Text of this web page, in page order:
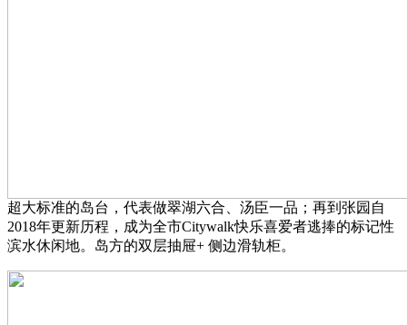
超大标准的岛台，代表做翠湖六合、汤臣一品；再到张园自
2018年更新历程，成为全市Citywalk快乐喜爱者逃捧的标记性
滨水休闲地。岛方的双层抽屉+ 侧边滑轨柜。